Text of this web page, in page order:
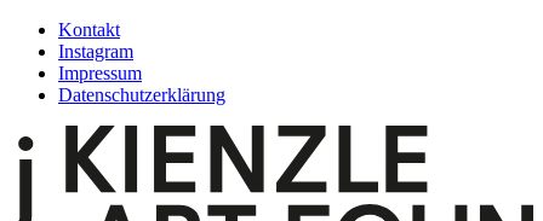
Zum
Inhalt
springen
Kontakt
Instagram
Impressum
Datenschutzerklärung